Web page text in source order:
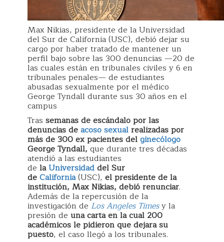
Max Nikias, presidente de la Universidad
del Sur de California (USC), debió dejar su
cargo por haber tratado de mantener un
perfil bajo sobre las 300 denuncias —20 de
las cuales están en tribunales civiles y 6 en
tribunales penales— de estudiantes
abusadas sexualmente por el médico
George Tyndall durante sus 30 años en el
campus
Tras semanas de escándalo por las
denuncias deacoso sexualrealizadas por
más de 300 ex pacientes delginecólogo
George Tyndall, que durante tres décadas
atendió a las estudiantes
de laUniversidaddel Sur
deCalifornia(USC), el presidente de la
institución, Max Nikias, debió renunciar.
Además de la repercusión de la
investigación de Los Angeles Timesy la
presión de una carta en la cual 200
académicos le pidieron que dejara su
puesto, el caso llegó a los tribunales.